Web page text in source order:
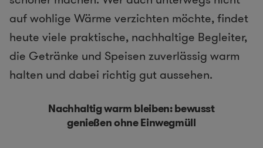
auf wohlige Wärme verzichten möchte, findet
heute viele praktische, nachhaltige Begleiter,
die Getränke und Speisen zuverlässig warm
halten und dabei richtig gut aussehen.
Nachhaltig warm bleiben: bewusst
genießen ohne Einwegmüll